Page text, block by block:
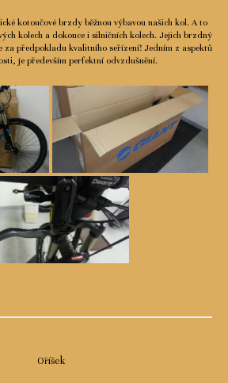
kotoučové brzdy běžnou výbavou našich kol. A to
kolech a dokonce i silničních kolech. Jejich brzdný
za předpokladu kvalitního seřízení! Jedním z aspektů
je především perfektní odvzdušnění.
Oříšek